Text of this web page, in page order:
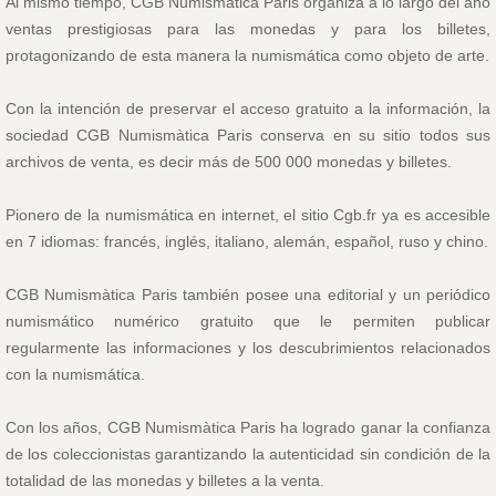
ventas prestigiosas para las monedas y para los billetes,
protagonizando de esta manera la numismática como objeto de arte.
Con la intención de preservar el acceso gratuito a la información, la
sociedad CGB Numismàtica Paris conserva en su sitio todos sus
archivos de venta, es decir más de 500 000 monedas y billetes.
Pionero de la numismática en internet, el sitio Cgb.fr ya es accesible
en 7 idiomas: francés, inglés, italiano, alemán, español, ruso y chino.
CGB Numismàtica Paris también posee una editorial y un periódico
numismático numérico gratuito que le permiten publicar
regularmente las informaciones y los descubrimientos relacionados
con la numismática.
Con los años, CGB Numismàtica Paris ha logrado ganar la confianza
de los coleccionistas garantizando la autenticidad sin condición de la
totalidad de las monedas y billetes a la venta.